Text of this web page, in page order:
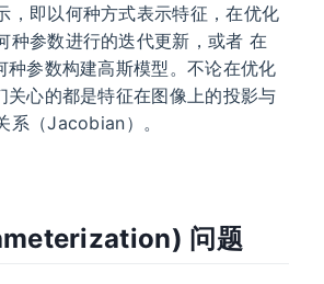
，即以何种方式表示特征，在优化
种参数进行的迭代更新，或者 在
种参数构建高斯模型。不论在优化
关心的都是特征在图像上的投影与
系（Jacobian）。
问题